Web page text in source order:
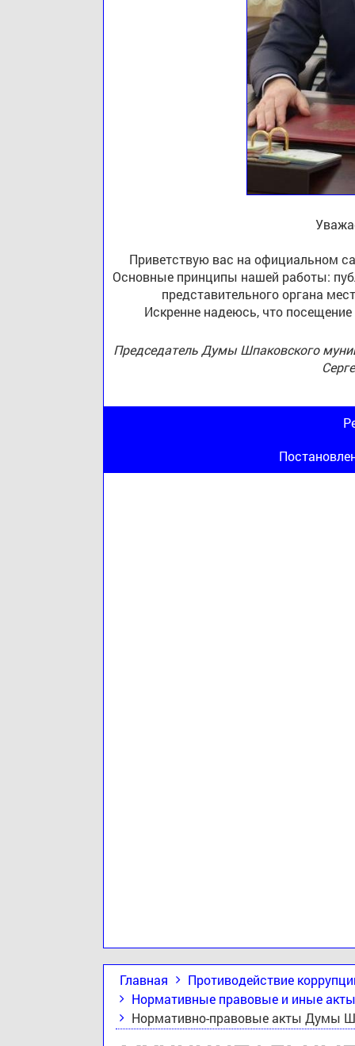
Приветствую вас на официальном
Основные принципы нашей работы:
представительного органа
Искренне надеюсь, что
Председатель Думы Шпаковского
Главная
Противодействие
Нормативные правовые и иные
Нормативно-правовые акты Думы